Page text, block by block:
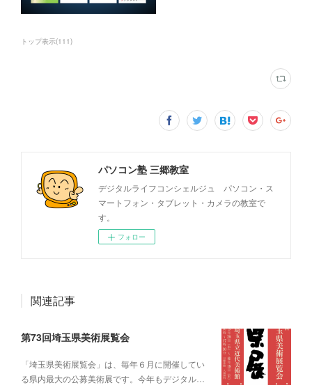
トップ表示(111)
パソコン塾 三郷教室
デジタルライフコンシェルジュ パソコン・ス
マートフォン・タブレット・カメラの教室で
す。
フォロー
関連記事
第73回埼玉県美術展覧会
「埼玉県美術展覧会」は、毎年６月に開催してい
る県内最大の公募美術展です。今年もデジタル…